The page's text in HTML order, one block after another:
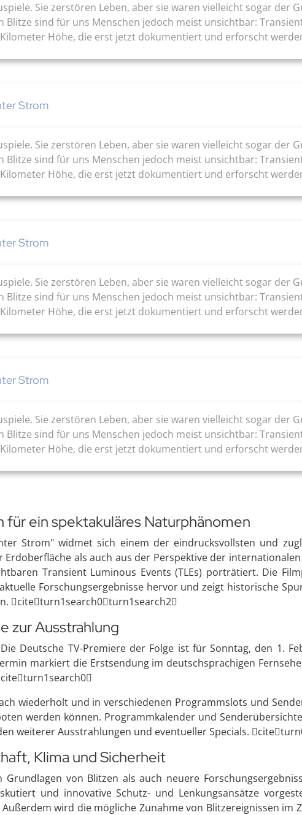
Sie zerstören Leben, aber sie waren vielleicht sogar der
sind für uns Menschen jedoch meist unsichtbar:
Höhe, die erst jetzt dokumentiert und erforscht
Strom
Sie zerstören Leben, aber sie waren vielleicht sogar der
sind für uns Menschen jedoch meist unsichtbar:
Höhe, die erst jetzt dokumentiert und erforscht
Strom
Sie zerstören Leben, aber sie waren vielleicht sogar der
sind für uns Menschen jedoch meist unsichtbar:
Höhe, die erst jetzt dokumentiert und erforscht
Strom
Sie zerstören Leben, aber sie waren vielleicht sogar der
sind für uns Menschen jedoch meist unsichtbar:
Höhe, die erst jetzt dokumentiert und erforscht
für ein spektakuläres Naturphänomen
Strom" widmet sich einem der eindrucksvollsten und
als auch aus der Perspektive der
Transient Luminous Events (TLEs) porträtiert. Die
Forschungsergebnisse hervor und zeigt historische
citeturn1search0turn1search2
zur Ausstrahlung
Deutsche TV-Premiere der Folge ist für Sonntag, den 1.
markiert die Erstsendung im deutschsprachigen
wiederholt und in verschiedenen Programmslots und
werden können. Programmkalender und
weiterer Ausstrahlungen und eventueller Specials.
Klima und Sicherheit
von Blitzen als auch neuere
und innovative Schutz- und Lenkungsansätze
wird die mögliche Zunahme von Blitzereignissen im